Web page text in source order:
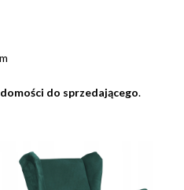
do sprzedającego.